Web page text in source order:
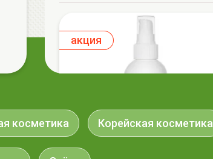
aкция
косметика Корейская косметика